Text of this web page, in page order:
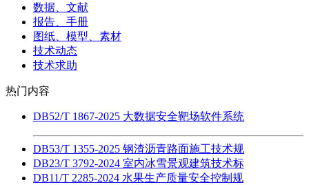
数据、文献
报告、手册
图纸、模型、素材
技术动态
技术求助
热门内容
DB52/T 1867-2025 大数据安全靶场软件系统
DB53/T 1355-2025 钢渣沥青路面施工技术规
DB23/T 3792-2024 室内冰雪景观建筑技术标
DB11/T 2285-2024 水果生产质量安全控制规